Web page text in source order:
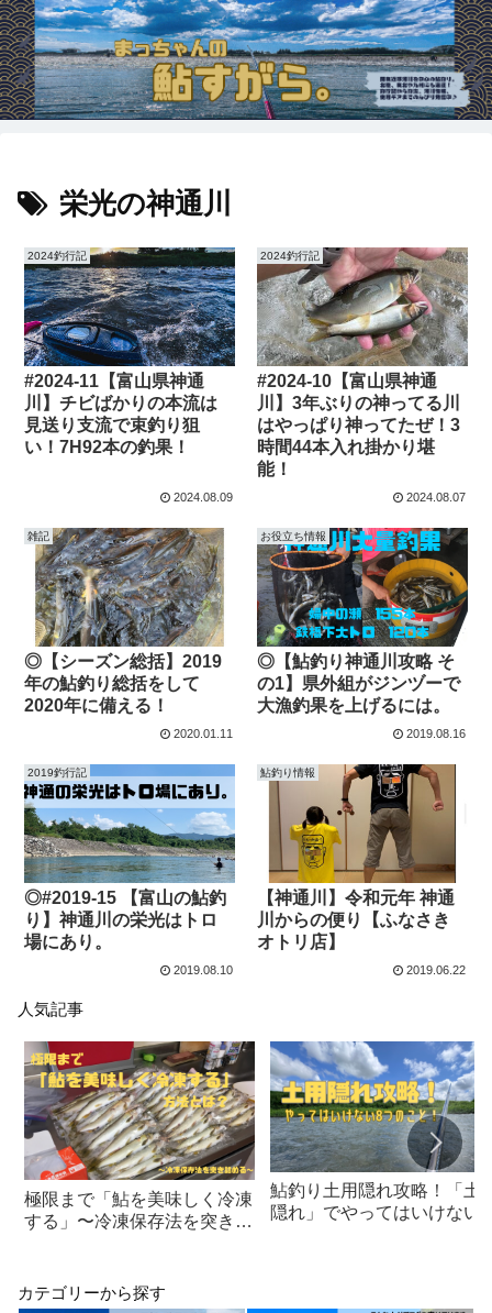
栄光の神通川
2024釣行記
#2024-11【富山県神通
川】チビばかりの本流は
見送り支流で束釣り狙
い！7H92本の釣果！
2024.08.09
2024釣行記
#2024-10【富山県神通
川】3年ぶりの神ってる川
はやっぱり神ってたぜ！3
時間44本入れ掛かり堪
能！
2024.08.07
雑記
◎【シーズン総括】2019
年の鮎釣り総括をして
2020年に備える！
2020.01.11
お役立ち情報
◎【鮎釣り神通川攻略 そ
の1】県外組がジンヅーで
大漁釣果を上げるには。
2019.08.16
2019釣行記
◎#2019-15 【富山の鮎釣
り】神通川の栄光はトロ
場にあり。
2019.08.10
鮎釣り情報
【神通川】令和元年 神通
川からの便り【ふなさき
オトリ店】
2019.06.22
人気記事
極限まで「鮎を美味しく冷凍
する」〜冷凍保存法を突き詰
鮎釣り土用隠れ攻略！「土
隠れ」でやってはいけない8
カテゴリーから探す